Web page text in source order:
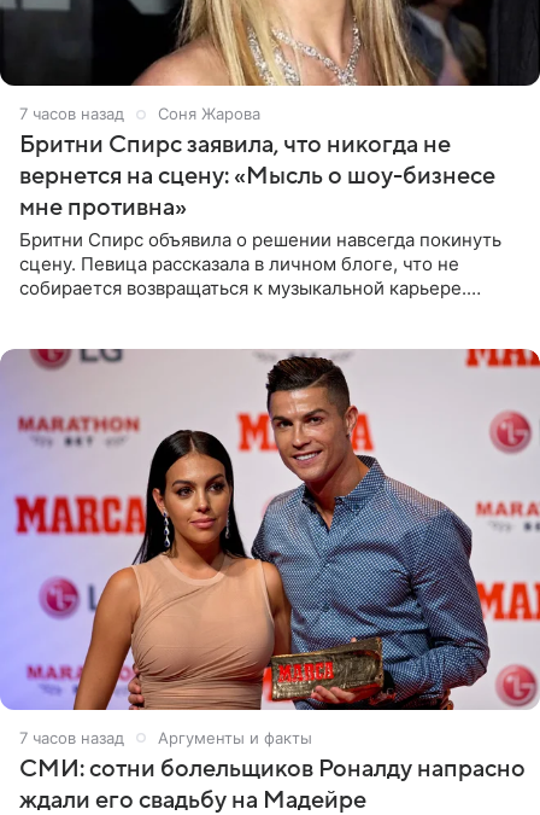
7 часов назад Соня Жарова
Бритни Спирс заявила, что никогда не
вернется на сцену: «Мысль о шоу-бизнесе
мне противна»
Бритни Спирс объявила о решении навсегда покинуть
сцену. Певица рассказала в личном блоге, что не
собирается возвращаться к музыкальной карьере.
7 часов назад Аргументы и факты
СМИ: сотни болельщиков Роналду напрасно
ждали его свадьбу на Мадейре